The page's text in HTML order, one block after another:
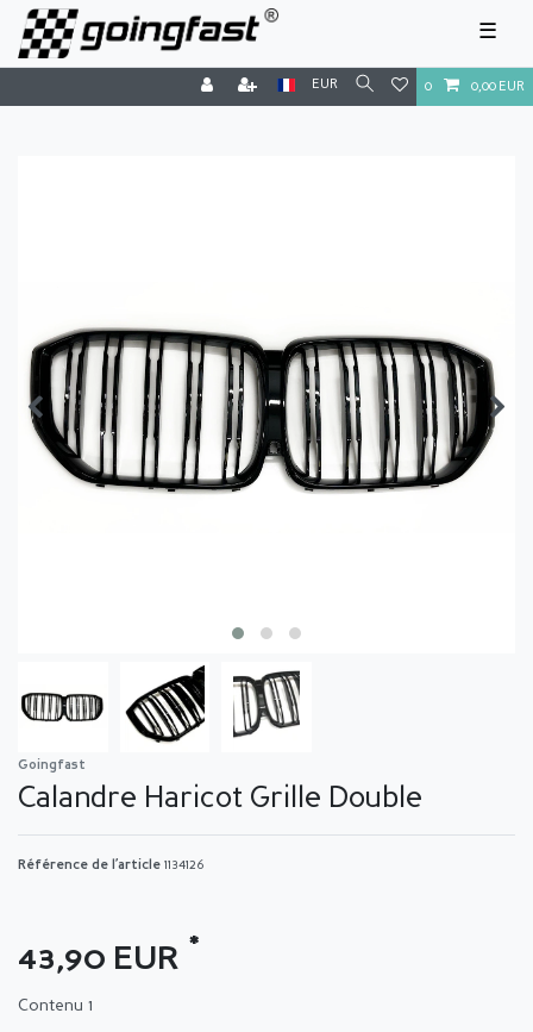
☰
EUR 0 0,00 EUR
Goingfast
Calandre Haricot Grille Double
Référence de l’article 1134126
43,90 EUR *
Contenu 1